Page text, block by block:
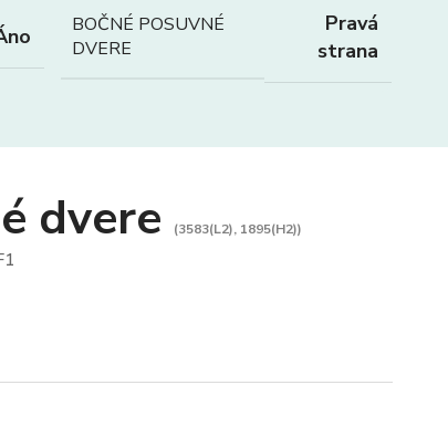
BOČNÉ POSUVNÉ
DVERE
Pravá
strana
dvere (3583(L2), 1895(H2))